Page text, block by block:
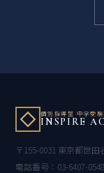
個別指導型 中学受
INSPIRE
〒155-0031 東京都世
電話番号：03-6407-0548